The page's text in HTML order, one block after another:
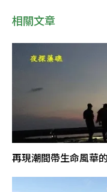
相關文章
再現潮間帶生命風華